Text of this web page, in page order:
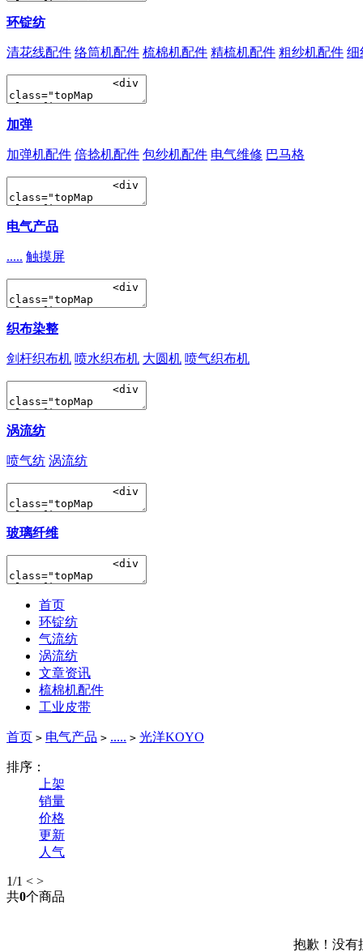
环锭纺
清花线配件 络筒机配件 梳棉机配件 精梳机配件 粗纱机配件 细
加弹
加弹机配件 倍捻机配件 包纱机配件 电气维修 巴马格
电气产品
..... 触摸屏
织布染整
剑杆织布机 喷水织布机 大圆机 喷气织布机
涡流纺
喷气纺 涡流纺
玻璃纤维
首页
环锭纺
气流纺
涡流纺
文章资讯
梳棉机配件
工业皮带
首页 > 电气产品 > ..... > 光洋KOYO
排序：
上架
销量
价格
更新
人气
1/1 < >
共0个商品
抱歉！没